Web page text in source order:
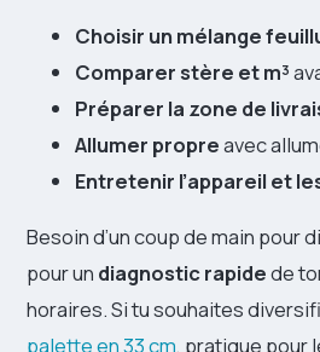
Choisir un mélange
Comparer stère et m³
Préparer la zone de
Allumer propreavec
Entretenir l’appareil et
Besoin d’un coup de main
pour un diagnostic rapidede
horaires. Si tu souhaites
palette en 33 cm, pratique pour